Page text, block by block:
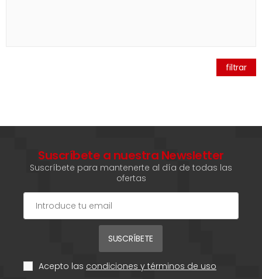
filtrar
Suscríbete a nuestra Newsletter
Suscríbete para mantenerte al día de todas las
ofertas
SUSCRÍBETE
Acepto las condiciones y términos de uso